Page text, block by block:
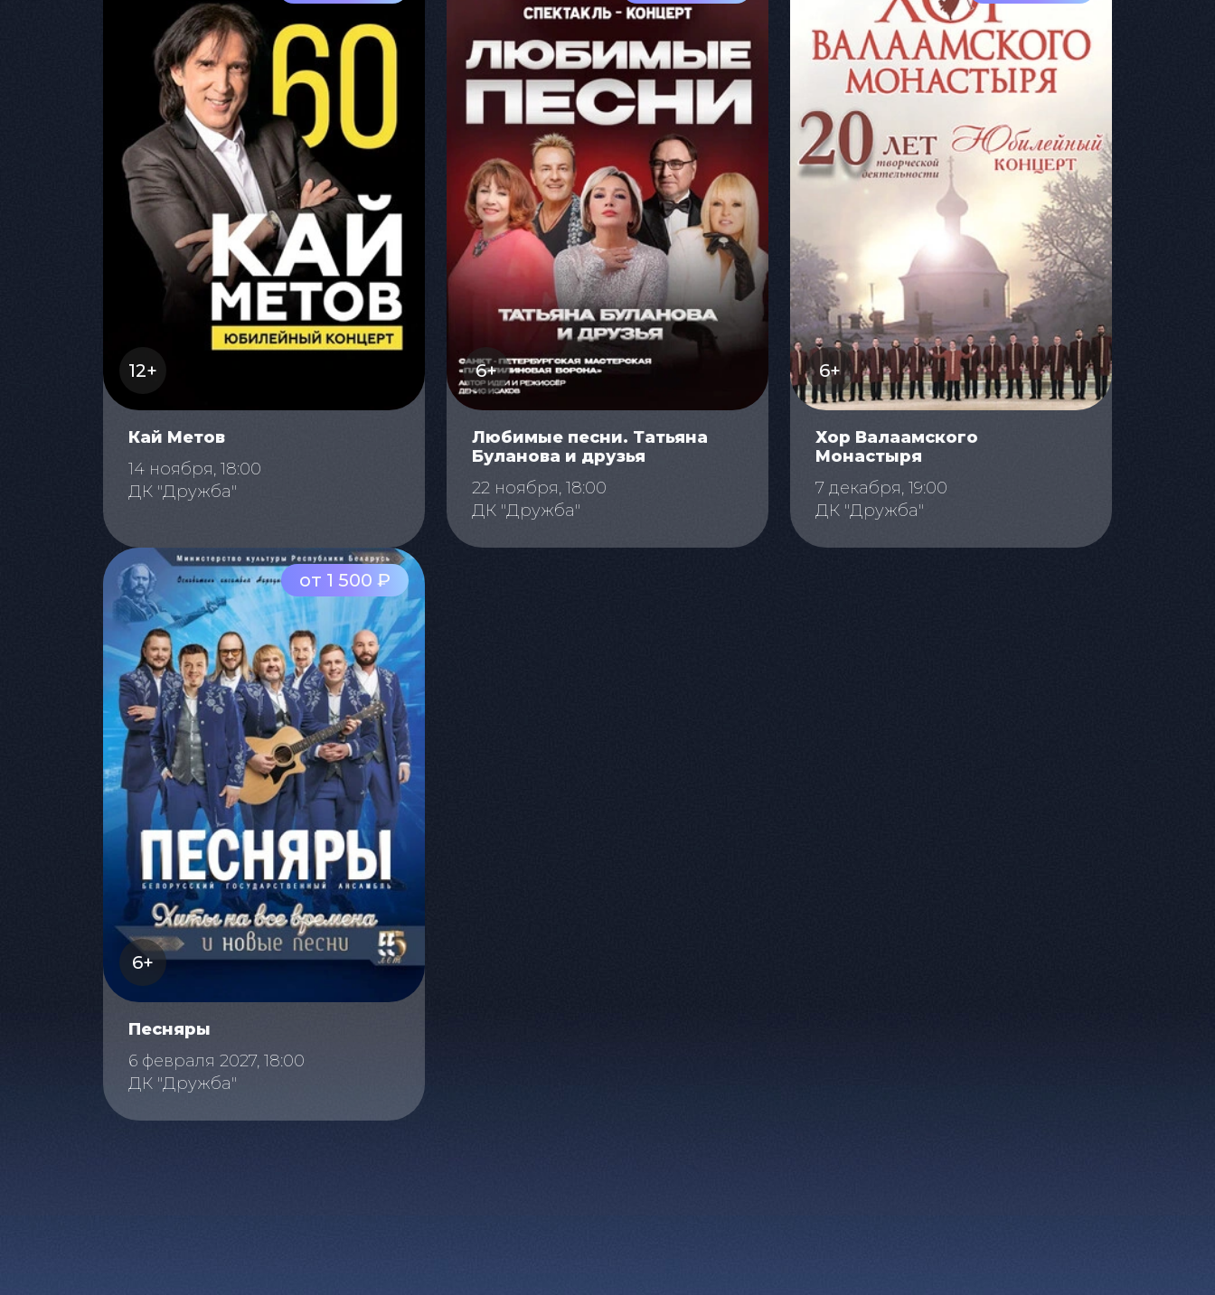
12+
Кай Метов
14 ноября, 18:00
ДК "Дружба"
6+
Любимые песни. Татьяна
Буланова и друзья
22 ноября, 18:00
ДК "Дружба"
6+
Хор Валаамского
Монастыря
7 декабря, 19:00
ДК "Дружба"
от 1 500 ₽
6+
Песняры
6 февраля 2027, 18:00
ДК "Дружба"